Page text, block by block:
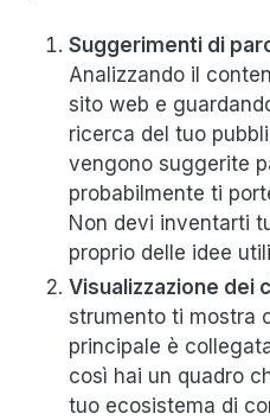
Suggerimenti di
Analizzando il
sito web e
ricerca del tuo
vengono suggerite
probabilmente ti
Non devi inventarti
proprio delle idee
Visualizzazione dei
strumento ti mostra
principale è
così hai un quadro
tuo ecosistema di